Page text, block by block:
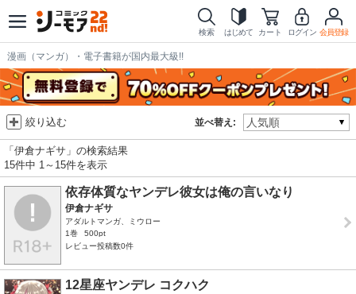
検索 はじめて カート ログイン 会員登録
漫画（マンガ）・電子書籍が国内最大級!!
並べ替え:
絞り込む
「伊倉ナギサ」の検索結果
15件中 1～15件を表示
依存体質なヤンデレ彼女は俺の言いなり
伊倉ナギサ
アダルトマンガ、ミウロー
1巻
500pt
レビュー投稿数0件
12星座ヤンデレ コクハク